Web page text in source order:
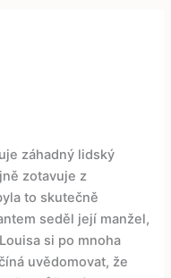
záhadný lidský
zotavuje z
to skutečně
seděl její manžel,
si po mnoha
uvědomovat, že